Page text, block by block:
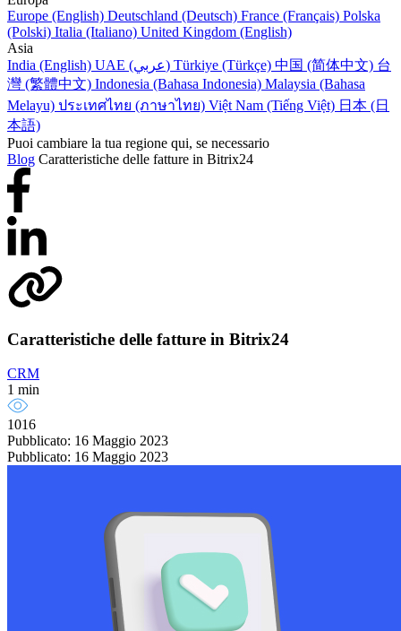
Europe (English) Deutschland (Deutsch) France (Français) Polska
(Polski) Italia (Italiano) United Kingdom (English)
Asia
India (English)
UAE (عربي) Türkiye (Türkçe) 中国 (简体中文) 台
灣 (繁體中文) Indonesia (Bahasa Indonesia) Malaysia (Bahasa
Melayu) ประเทศไทย (ภาษาไทย) Việt Nam (Tiếng Việt) 日本 (日
本語)
Puoi cambiare la tua regione qui, se necessario
Blog Caratteristiche delle fatture in Bitrix24
Caratteristiche delle fatture in Bitrix24
CRM
1 min
1016
Pubblicato: 16 Maggio 2023
Pubblicato: 16 Maggio 2023